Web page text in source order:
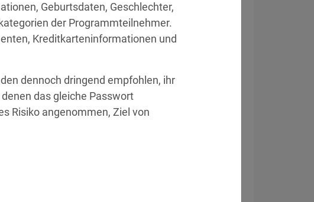
Sicherheitsvorfall
Hacker stellen Ultimatum. » Details
Geburtsdaten, Geschlechter,
der Programmteilnehmer.
Kreditkarteninformationen und
dennoch dringend empfohlen, ihr
das gleiche Passwort
Risiko angenommen, Ziel von